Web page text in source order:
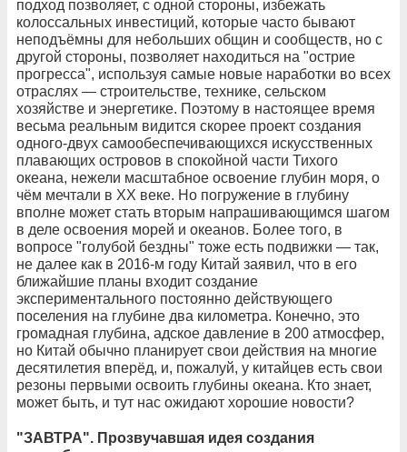
подход позволяет, с одной стороны, избежать
колоссальных инвестиций, которые часто бывают
неподъёмны для небольших общин и сообществ, но с
другой стороны, позволяет находиться на "острие
прогресса", используя самые новые наработки во всех
отраслях — строительстве, технике, сельском
хозяйстве и энергетике. Поэтому в настоящее время
весьма реальным видится скорее проект создания
одного-двух самообеспечивающихся искусственных
плавающих островов в спокойной части Тихого
океана, нежели масштабное освоение глубин моря, о
чём мечтали в ХХ веке. Но погружение в глубину
вполне может стать вторым напрашивающимся шагом
в деле освоения морей и океанов. Более того, в
вопросе "голубой бездны" тоже есть подвижки — так,
не далее как в 2016-м году Китай заявил, что в его
ближайшие планы входит создание
экспериментального постоянно действующего
поселения на глубине два километра. Конечно, это
громадная глубина, адское давление в 200 атмосфер,
но Китай обычно планирует свои действия на многие
десятилетия вперёд, и, пожалуй, у китайцев есть свои
резоны первыми освоить глубины океана. Кто знает,
может быть, и тут нас ожидают хорошие новости?
"ЗАВТРА". Прозвучавшая идея создания